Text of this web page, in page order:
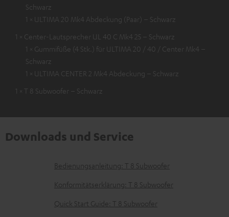
Schwarz
1 × ULTIMA 20 Mk4 Abdeckung (Paar) – Schwarz
1 × Center-Lautsprecher UL 40 C Mk4 25 – Schwarz
1 × Gummifüße (4 Stk.) für ULTIMA 20 / 40 / Center Mk4 –
Schwarz
1 × ULTIMA CENTER 2 Mk4 Abdeckung – Schwarz
1 × T 8 Subwoofer – Schwarz
Downloads und Service
D
o
Bedienungsanleitung: T 8 Subwoofer
Konformitätserklärung: T 8 Subwoofer
Quick Start Guide: T 8 Subwoofer